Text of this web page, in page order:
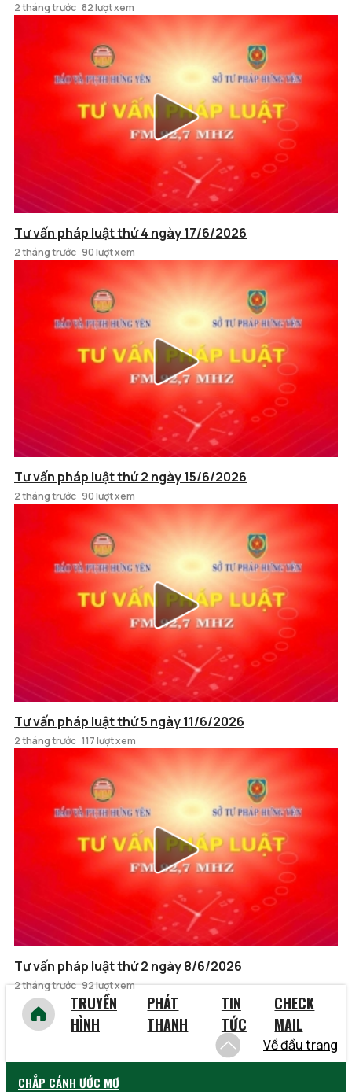
2 tháng trước 82 lượt xem
Tư vấn pháp luật thứ 4 ngày 17/6/2026
2 tháng trước 90 lượt xem
Tư vấn pháp luật thứ 2 ngày 15/6/2026
2 tháng trước 90 lượt xem
Tư vấn pháp luật thứ 5 ngày 11/6/2026
2 tháng trước 117 lượt xem
Tư vấn pháp luật thứ 2 ngày 8/6/2026
2 tháng trước 92 lượt xem
TRUYỀN
HÌNH
PHÁT
THANH
TIN
TỨC
CHECK
MAIL
Về đầu trang
CHẮP CÁNH ƯỚC MƠ